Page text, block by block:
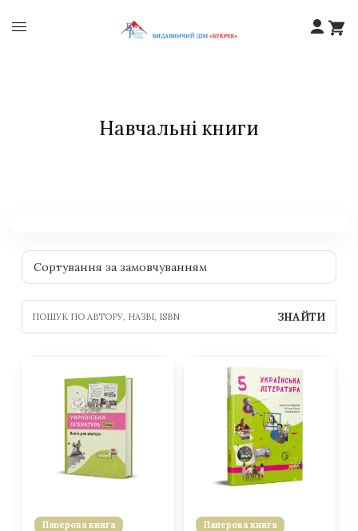
Навчальні книги
ЗНАЙТИ
Паперова книга Паперова книга